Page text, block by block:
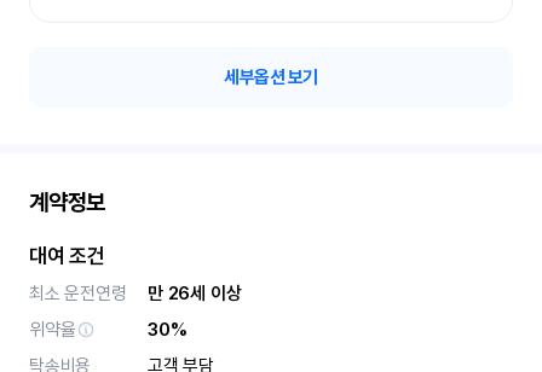
세부옵션 보기
계약정보
대여 조건
최소 운전연령
만 26세 이상
위약율
30%
탁송비용
고객 부담